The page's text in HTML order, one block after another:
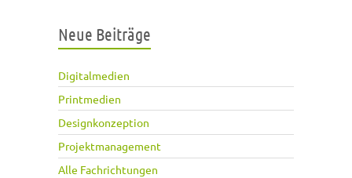
Neue Beiträge
Digitalmedien
Printmedien
Designkonzeption
Projektmanagement
Alle Fachrichtungen